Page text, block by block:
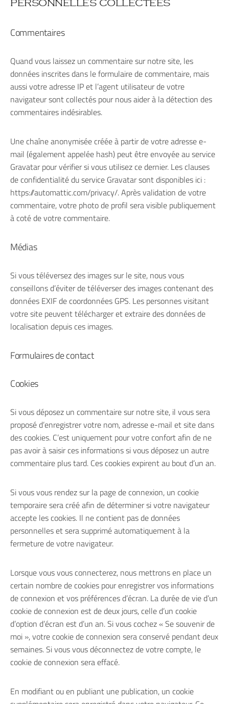
Commentaires
Quand vous laissez un commentaire sur notre site, les
données inscrites dans le formulaire de commentaire, mais
aussi votre adresse IP et l’agent utilisateur de votre
navigateur sont collectés pour nous aider à la détection des
commentaires indésirables.
Une chaîne anonymisée créée à partir de votre adresse e-
mail (également appelée hash) peut être envoyée au service
Gravatar pour vérifier si vous utilisez ce dernier. Les clauses
de confidentialité du service Gravatar sont disponibles ici :
https://automattic.com/privacy/. Après validation de votre
commentaire, votre photo de profil sera visible publiquement
à coté de votre commentaire.
Médias
Si vous téléversez des images sur le site, nous vous
conseillons d’éviter de téléverser des images contenant des
données EXIF de coordonnées GPS. Les personnes visitant
votre site peuvent télécharger et extraire des données de
localisation depuis ces images.
Formulaires de contact
Cookies
Si vous déposez un commentaire sur notre site, il vous sera
proposé d’enregistrer votre nom, adresse e-mail et site dans
des cookies. C’est uniquement pour votre confort afin de ne
pas avoir à saisir ces informations si vous déposez un autre
commentaire plus tard. Ces cookies expirent au bout d’un an.
Si vous vous rendez sur la page de connexion, un cookie
temporaire sera créé afin de déterminer si votre navigateur
accepte les cookies. Il ne contient pas de données
personnelles et sera supprimé automatiquement à la
fermeture de votre navigateur.
Lorsque vous vous connecterez, nous mettrons en place un
certain nombre de cookies pour enregistrer vos informations
de connexion et vos préférences d’écran. La durée de vie d’un
cookie de connexion est de deux jours, celle d’un cookie
d’option d’écran est d’un an. Si vous cochez « Se souvenir de
moi », votre cookie de connexion sera conservé pendant deux
semaines. Si vous vous déconnectez de votre compte, le
cookie de connexion sera effacé.
En modifiant ou en publiant une publication, un cookie